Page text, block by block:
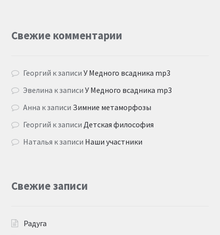
Свежие комментарии
Георгий к записиУ Медного всадника mp3
Эвелина к записиУ Медного всадника mp3
Анна к записи Зимние метаморфозы
Георгий к записи Детская философия
Наталья к записи Наши участники
Свежие записи
Радуга